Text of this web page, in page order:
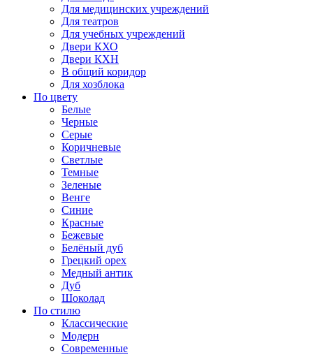
Для медицинских учреждений
Для театров
Для учебных учреждений
Двери КХО
Двери КХН
В общий коридор
Для хозблока
По цвету
Белые
Черные
Серые
Коричневые
Светлые
Темные
Зеленые
Венге
Синие
Красные
Бежевые
Белёный дуб
Грецкий орех
Медный антик
Дуб
Шоколад
По стилю
Классические
Модерн
Современные